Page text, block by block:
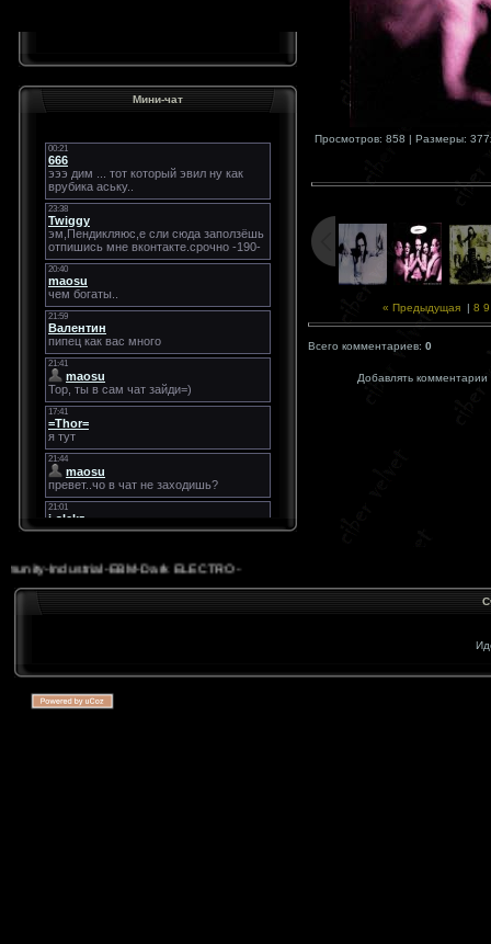
Мини-чат
Просмотров: 858 | Размеры:
« Предыдущая | 8 9
Всего комментариев: 0
Добавлять комментарии
Industrial-EBM-Dark ELECTRO-